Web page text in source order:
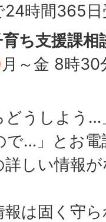
24時間365日
ち支援課相
月～金 8時30
どうしよう
で…」とお電
詳しい情報
報は固く守